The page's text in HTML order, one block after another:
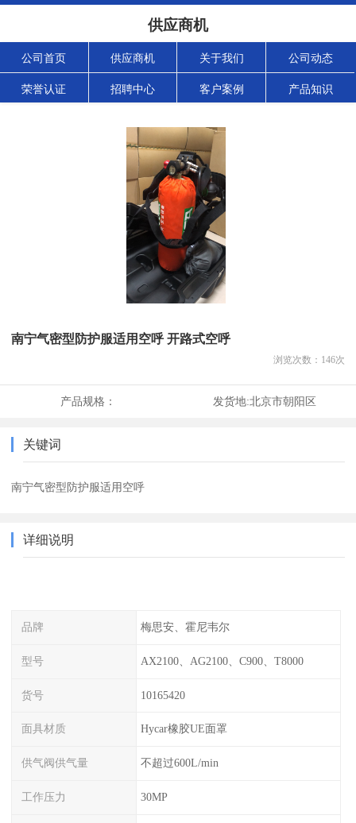
供应商机
公司首页 供应商机 关于我们 公司动态
荣誉认证 招聘中心 客户案例 产品知识
南宁气密型防护服适用空呼 开路式空呼
浏览次数： 146次
产品规格： 发货地:北京市朝阳区
关键词
南宁气密型防护服适用空呼
详细说明
品牌 梅思安、霍尼韦尔
型号 AX2100、AG2100、C900、T8000
货号 10165420
面具材质 Hycar橡胶UE面罩
供气阀供气量 不超过600L/min
工作压力 30MP